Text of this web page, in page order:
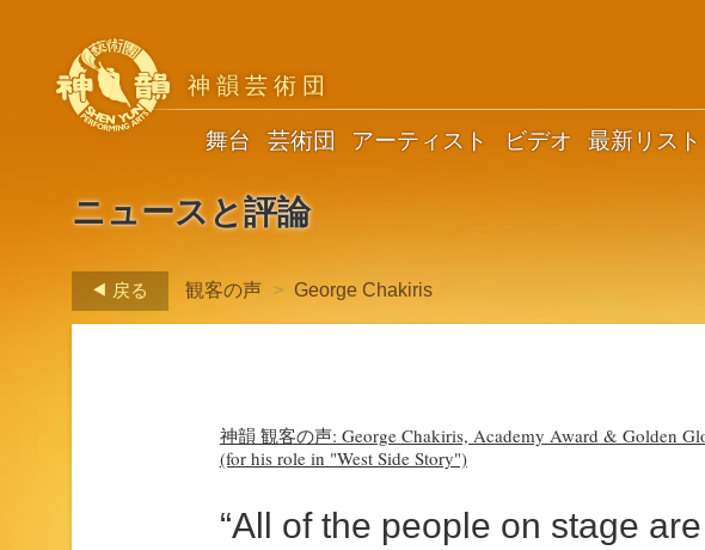
神韻芸術団
舞台 芸術団 アーティスト ビデオ 最新リスト
ニュースと評論
戻る 観客の声 > George Chakiris
神韻 観客の声: George Chakiris, Academy Award & Golden
(for his role in "West Side Story")
“All of the people on stage